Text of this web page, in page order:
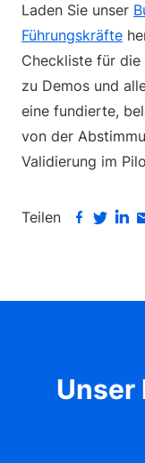
Laden Sie unser
Führungskräfte
Checkliste für die
zu Demos und
eine fundierte,
von der
Validierung im
Teilen
Unser